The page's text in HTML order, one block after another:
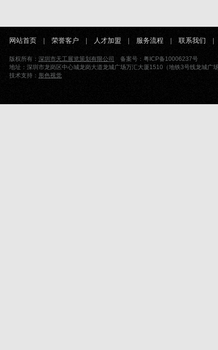
网站首页 荣誉客户 人才加盟 服务流程 联系我们
版权所有： 深圳市天工展览策划有限公司
备案号：粤ICP备10006237号
地址：深圳市龙岗区中心城龙岗大道龙城广场万汇大厦1510（地铁3号线龙
技术支持： 形色视觉